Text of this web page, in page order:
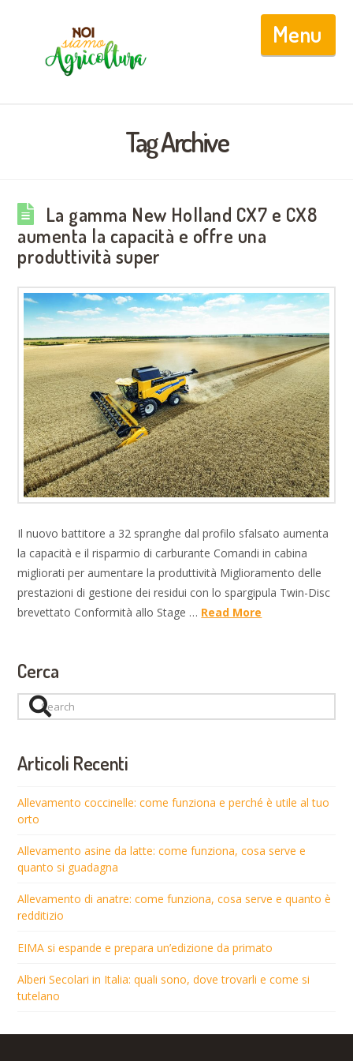
Tag Archive
La gamma New Holland CX7 e CX8
aumenta la capacità e offre una
produttività super
Il nuovo battitore a 32 spranghe dal profilo sfalsato aumenta
la capacità e il risparmio di carburante Comandi in cabina
migliorati per aumentare la produttività Miglioramento delle
prestazioni di gestione dei residui con lo spargipula Twin-Disc
brevettato Conformità allo Stage … Read More
Cerca
Search
Articoli Recenti
Allevamento coccinelle: come funziona e perché è utile al tuo
orto
Allevamento asine da latte: come funziona, cosa serve e
quanto si guadagna
Allevamento di anatre: come funziona, cosa serve e quanto è
redditizio
EIMA si espande e prepara un’edizione da primato
Alberi Secolari in Italia: quali sono, dove trovarli e come si
tutelano